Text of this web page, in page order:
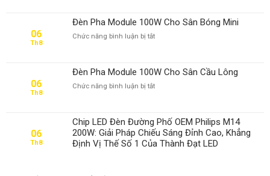
06
Th8
Đèn Pha Module 100W Cho Sân Bóng Mini
Chức năng bình luận bị tắtở
100W
Cho
Mini
06
Th8
Đèn Pha Module 100W Cho Sân Cầu Lông
Chức năng bình luận bị tắtở
Module
100W
Cho
Sân
06
Th8
Chip LED Đèn Đường Phố OEM Philips M14
200W: Giải Pháp Chiếu Sáng Đỉnh Cao, Khẳng
Định Vị Thế Số 1 Của Thành Đạt LED